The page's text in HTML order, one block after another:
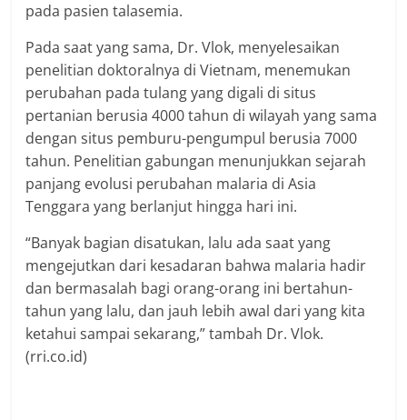
pada pasien talasemia.
Pada saat yang sama, Dr. Vlok, menyelesaikan
penelitian doktoralnya di Vietnam, menemukan
perubahan pada tulang yang digali di situs
pertanian berusia 4000 tahun di wilayah yang sama
dengan situs pemburu-pengumpul berusia 7000
tahun. Penelitian gabungan menunjukkan sejarah
panjang evolusi perubahan malaria di Asia
Tenggara yang berlanjut hingga hari ini.
“Banyak bagian disatukan, lalu ada saat yang
mengejutkan dari kesadaran bahwa malaria hadir
dan bermasalah bagi orang-orang ini bertahun-
tahun yang lalu, dan jauh lebih awal dari yang kita
ketahui sampai sekarang,” tambah Dr. Vlok.
(rri.co.id)